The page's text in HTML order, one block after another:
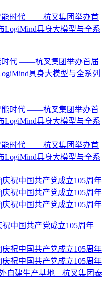
时代 ——杭叉集团举办首届
具身大模型与全系列
中国共产党成立105周年